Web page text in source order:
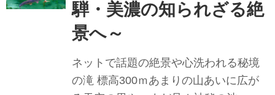
受賞し、昨年度 約420名の皆様にご参
加いただいた、『中国・張掖丹霞地貌
キングの旅 ５日間』のツアーを、長い
距離を歩くのに自信がない方、体力に
騨・美濃の知られざる絶
景へ～
ネットで話題の絶景や心洗われる秘境
の滝 標高300ｍあまりの山あいに広が